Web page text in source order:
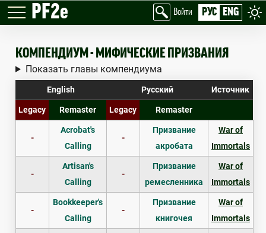
PF2e Войти РУС ENG
КОМПЕНДИУМ - МИФИЧЕСКИЕ ПРИЗВАНИЯ
Показать главы компендиума
English Русский
Источник
Legacy
Remaster Legacy Remaster
-
Acrobat's
Calling
-
Призвание
акробата
War of
Immortals
-
Artisan's
Calling
-
Призвание
ремесленника
War of
Immortals
-
Bookkeeper's
Calling
-
Призвание
книгочея
War of
Immortals